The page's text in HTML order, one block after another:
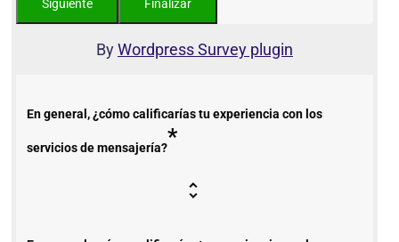
ByWordpress Survey plugin
En general, ¿cómo calificarías tu experiencia con los
servicios de mensajería?*